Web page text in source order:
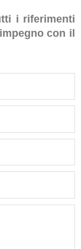
i riferimenti
con il